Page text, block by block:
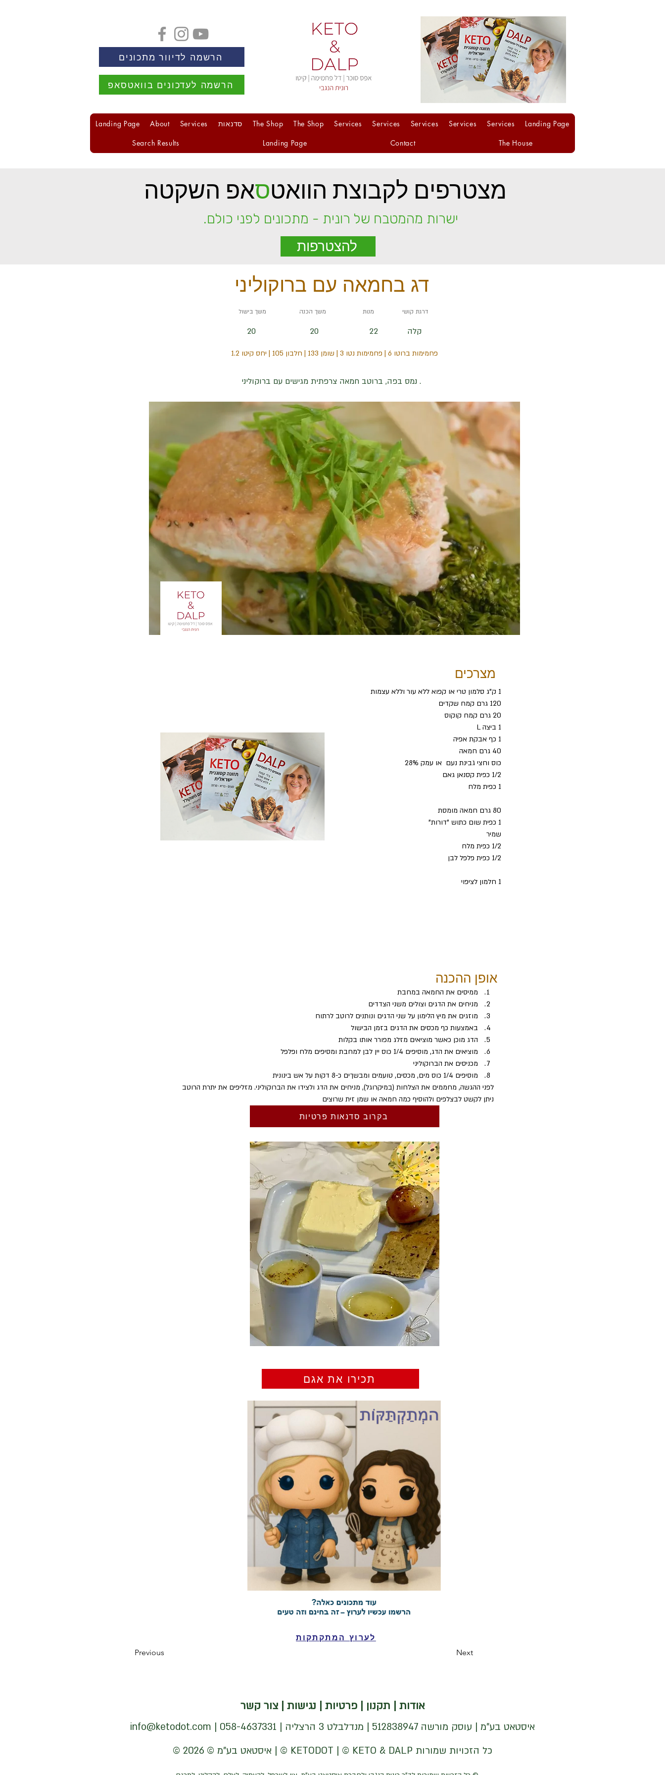
הרשמה לדיוור מתכונים
הרשמה לעדכונים בוואטסאפ
Landing Page
Services
Services
Services
Services
Services
The Shop
The Shop סדנאות Services
About
Landing Page
The House
Contact
Landing Page
Search Results
מצטרפים לקבוצת הוואטסאפ השקטה
ישרות מהמטבח של רונית - מתכונים לפני כולם.
להצטרפות
דג בחמאה עם ברוקוליני
משך בישול
20
משך הכנה
20
מנות
22
דרגת קושי
קלה
פחמימות ברוטו 6 | פחמימות נטו 3 | שומן 133 | חלבון 105 | יחס קיטו 1.2
. נמס בפה, ברוטב חמאה צרפתית מגישים עם ברוקוליני
מצרכים
1 ק"ג סלמון טרי או קפוא ללא עור וללא עצמות
120 גרם קמח שקדים
20 גרם קמח קוקוס
1 ביצה L
1 כף אבקת אפיה
40 גרם חמאה
כוס וחצי גבינת נעם  או עמק 28%
1/2 כפית קסנאן גאם
1 כפית מלח
80 גרם חמאה מומסת
1 כפית שום כתוש "דורות"
שמיר
1/2 כפית מלח
1/2 כפית פלפל לבן
1 חלמון לציפוי
אופן ההכנה
ממיסים את החמאה במחבת
מניחים את הדגים וצולים משני הצדדים
מוזגים את מיץ הלימון על שני הדגים ונותנים לרוטב לרתוח
באמצעות כף מכסים את הדגים בזמן הבישול
הדג מוכן כאשר מוציאים מזלג מפורר אותו בקלות
מוציאים את הדג, מוסיפים 1/4 כוס יין לבן למחבת ומסיפים מלח ופלפל
מכניסים את הברוקוליני
מוסיפים 1/4 כוס מים, מכסים, טועמים ומבשךים כ-8 דקות על אש בינונית
לפני ההגשה, מחממים את הצלחות (במיקרוגל), מניחים את הדג ולצידו את הברוקוליני. מזליפים את יתרת הרוטב
ניתן לקשט לבצלפים ולהוסיף כמה חמאה או שמן זית שרוצים
בקרוב סדנאות פרטיות
תכירו את אגם
לערוץ המתקתקות
Previous Next
אודות תקנון |פרטיות נגישות |צור קשר
איסטאט בע"מ | עוסק מורשה 512838947 | מנדלבלט 3 הרצליה | 058-4637331 |
info@ketodot.com